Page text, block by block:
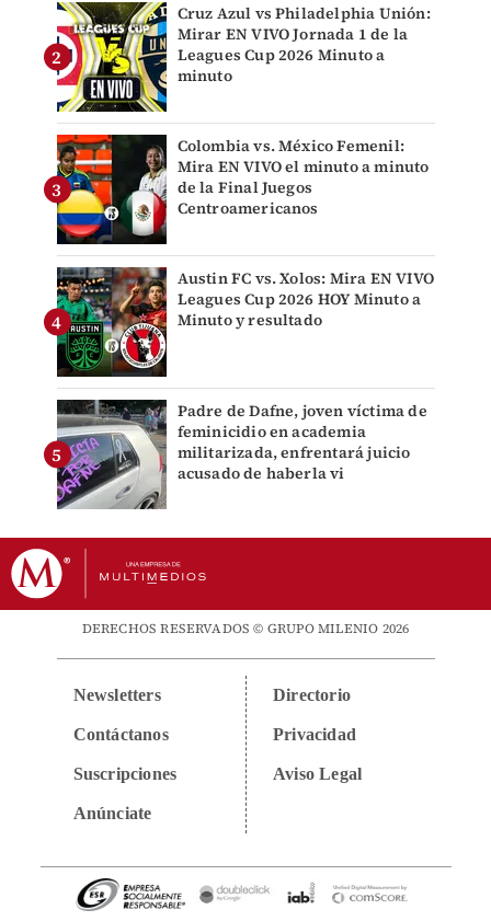
Cruz Azul vs Philadelphia Unión:
Mirar EN VIVO Jornada 1 de la
Leagues Cup 2026 Minuto a
minuto
Colombia vs. México Femenil:
Mira EN VIVO el minuto a minuto
de la Final Juegos
Centroamericanos
Austin FC vs. Xolos: Mira EN VIVO
Leagues Cup 2026 HOY Minuto a
Minuto y resultado
Padre de Dafne, joven víctima de
feminicidio en academia
militarizada, enfrentará juicio
acusado de haberla vi
DERECHOS RESERVADOS © GRUPO MILENIO 2026
Newsletters
Contáctanos
Suscripciones
Anúnciate
Directorio
Privacidad
Aviso Legal